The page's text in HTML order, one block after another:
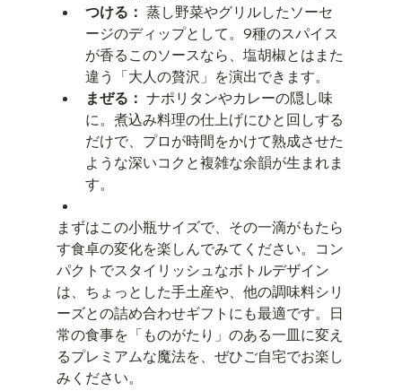
つける： 蒸し野菜やグリルしたソーセ
ージのディップとして。9種のスパイス
が香るこのソースなら、塩胡椒とはまた
違う「大人の贅沢」を演出できます。
まぜる： ナポリタンやカレーの隠し味
に。煮込み料理の仕上げにひと回しする
だけで、プロが時間をかけて熟成させた
ような深いコクと複雑な余韻が生まれま
す。
まずはこの小瓶サイズで、その一滴がもたら
す食卓の変化を楽しんでみてください。コン
パクトでスタイリッシュなボトルデザイン
は、ちょっとした手土産や、他の調味料シリ
ーズとの詰め合わせギフトにも最適です。日
常の食事を「ものがたり」のある一皿に変え
るプレミアムな魔法を、ぜひご自宅でお楽し
みください。